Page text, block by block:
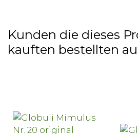
Kunden die dieses
kauften bestellten